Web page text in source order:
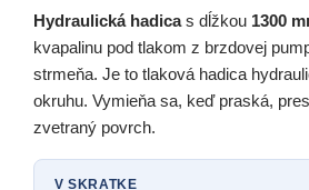
Hydraulická hadicas dĺžkou 1300
kvapalinu pod tlakom z brzdovej
strmeňa. Je to tlaková hadica
okruhu. Vymieňa sa, keď praská,
zvetraný povrch.
V SKRATKE